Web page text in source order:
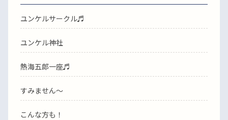
ユンケルサークル♬
ユンケル神社
熱海五郎一座♬
すみません〜
こんな方も！